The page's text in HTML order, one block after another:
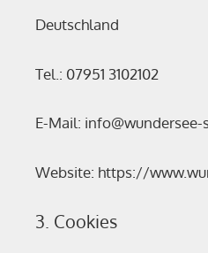
Deutschland
Tel.: 07951 3102102
E-Mail: info@wundersee-
Website: https://
3. Cookies